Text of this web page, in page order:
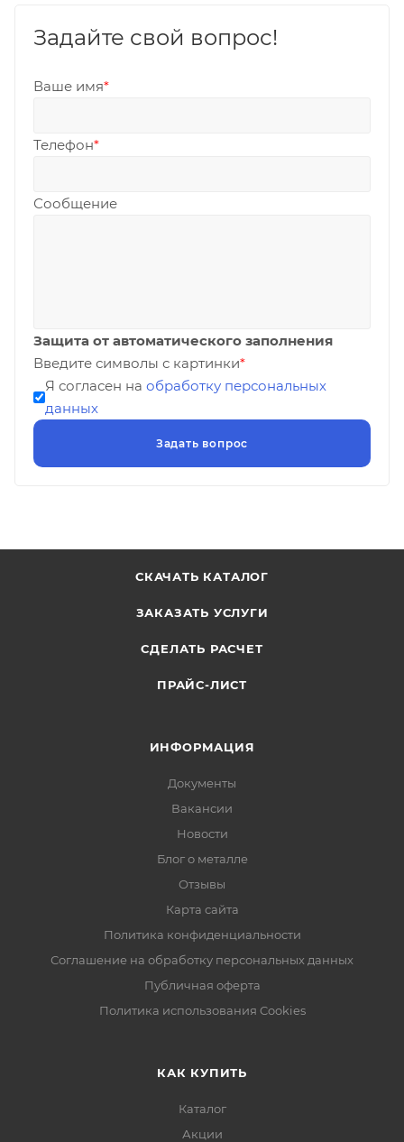
Задайте свой вопрос!
Ваше имя*
Телефон*
Сообщение
Защита от автоматического заполнения
Введите символы с картинки*
Я согласен на обработку персональных
данных
СКАЧАТЬ КАТАЛОГ
ЗАКАЗАТЬ УСЛУГИ
СДЕЛАТЬ РАСЧЕТ
ПРАЙС-ЛИСТ
ИНФОРМАЦИЯ
Документы
Вакансии
Новости
Блог о металле
Отзывы
Карта сайта
Политика конфиденциальности
Соглашение на обработку персональных данных
Публичная оферта
Политика использования Cookies
КАК КУПИТЬ
Каталог
Акции